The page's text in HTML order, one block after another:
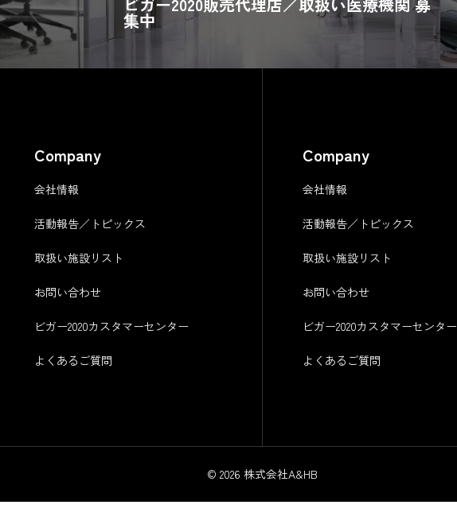
集中
Company
会社情報
活動報告／トピックス
取扱い施設リスト
お問い合わせ
ビガー2020カスタマーセンター
よくあるご質問
Company
会社情報
活動報告／トピックス
取扱い施設リスト
お問い合わせ
ビガー2020カスタマーセンター
よくあるご質問
© 2026 株式会社A&HB